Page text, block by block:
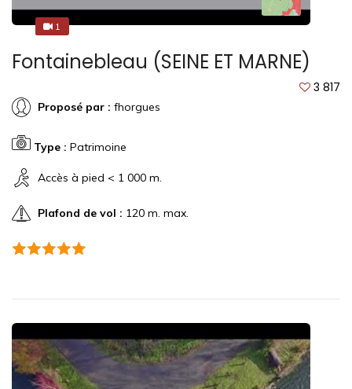
11
Fontainebleau (SEINE ET MARNE)
3 817
Proposé par : fhorgues
Type : Patrimoine
Accès à pied < 1 000 m.
Plafond de vol : 120 m. max.